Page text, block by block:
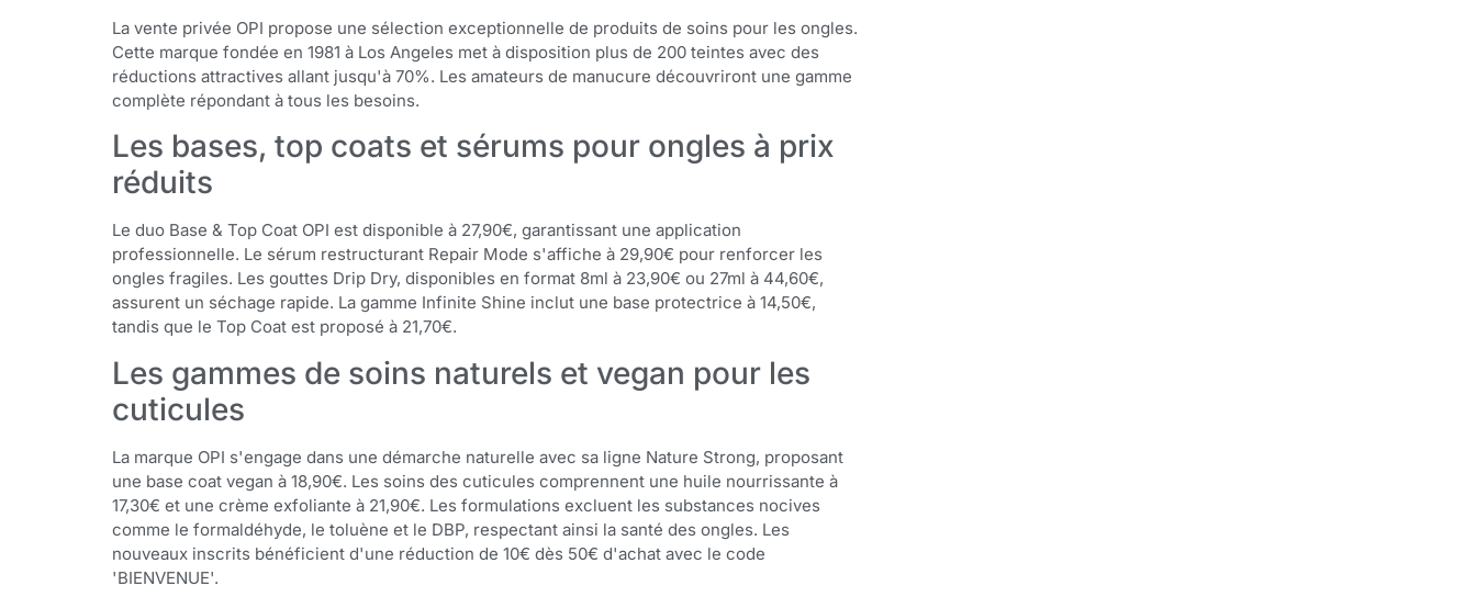
La vente privée OPI propose une sélection exceptionnelle de produits de soins pour les ongles.
Cette marque fondée en 1981 à Los Angeles met à disposition plus de 200 teintes avec des
réductions attractives allant jusqu'à 70%. Les amateurs de manucure découvriront une gamme
complète répondant à tous les besoins.
Les bases, top coats et sérums pour ongles à prix
réduits
Le duo Base & Top Coat OPI est disponible à 27,90€, garantissant une application
professionnelle. Le sérum restructurant Repair Mode s'affiche à 29,90€ pour renforcer les
ongles fragiles. Les gouttes Drip Dry, disponibles en format 8ml à 23,90€ ou 27ml à 44,60€,
assurent un séchage rapide. La gamme Infinite Shine inclut une base protectrice à 14,50€,
tandis que le Top Coat est proposé à 21,70€.
Les gammes de soins naturels et vegan pour les
cuticules
La marque OPI s'engage dans une démarche naturelle avec sa ligne Nature Strong, proposant
une base coat vegan à 18,90€. Les soins des cuticules comprennent une huile nourrissante à
17,30€ et une crème exfoliante à 21,90€. Les formulations excluent les substances nocives
comme le formaldéhyde, le toluène et le DBP, respectant ainsi la santé des ongles. Les
nouveaux inscrits bénéficient d'une réduction de 10€ dès 50€ d'achat avec le code
'BIENVENUE'.